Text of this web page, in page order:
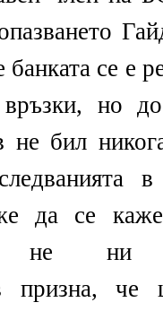
банката се е
връзки, но
не бил
да се
не ни
призна, че